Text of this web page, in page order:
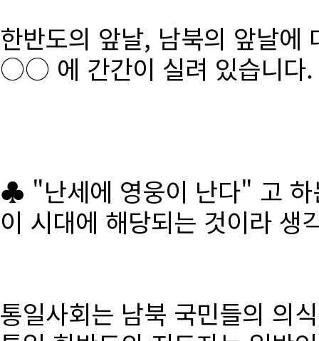
한반도의 앞날, 남북의 앞날에
○○ 에 간간이 실려 있습니다.
♣ "난세에 영웅이 난다" 고 하
이 시대에 해당되는 것이라 생
통일사회는 남북 국민들의 의